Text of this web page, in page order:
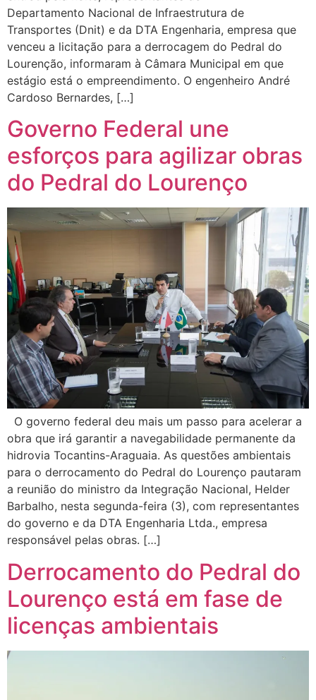
Departamento Nacional de Infraestrutura de
Transportes (Dnit) e da DTA Engenharia, empresa que
venceu a licitação para a derrocagem do Pedral do
Lourenção, informaram à Câmara Municipal em que
estágio está o empreendimento. O engenheiro André
Cardoso Bernardes, […]
Governo Federal une
esforços para agilizar obras
do Pedral do Lourenço
O governo federal deu mais um passo para acelerar a
obra que irá garantir a navegabilidade permanente da
hidrovia Tocantins-Araguaia. As questões ambientais
para o derrocamento do Pedral do Lourenço pautaram
a reunião do ministro da Integração Nacional, Helder
Barbalho, nesta segunda-feira (3), com representantes
do governo e da DTA Engenharia Ltda., empresa
responsável pelas obras. […]
Derrocamento do Pedral do
Lourenço está em fase de
licenças ambientais